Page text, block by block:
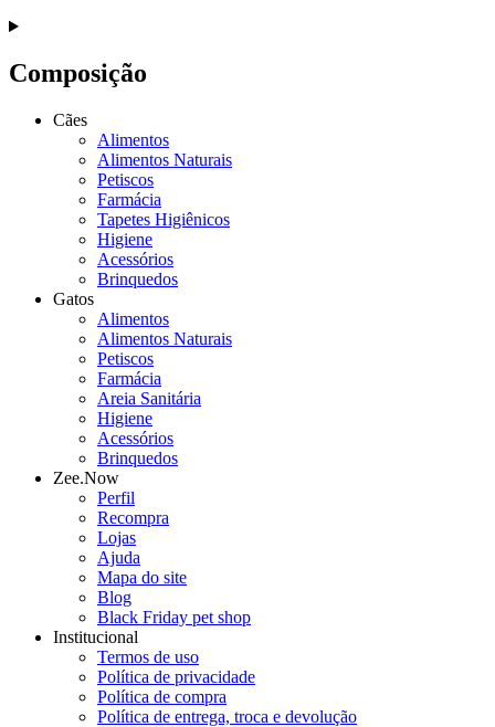
Composição
Cães
Alimentos
Alimentos Naturais
Petiscos
Farmácia
Tapetes Higiênicos
Higiene
Acessórios
Brinquedos
Gatos
Alimentos
Alimentos Naturais
Petiscos
Farmácia
Areia Sanitária
Higiene
Acessórios
Brinquedos
Zee.Now
Perfil
Recompra
Lojas
Ajuda
Mapa do site
Blog
Black Friday pet shop
Institucional
Termos de uso
Política de privacidade
Política de compra
Política de entrega, troca e devolução